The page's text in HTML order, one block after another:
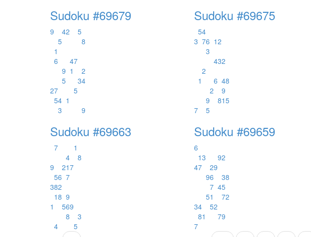
Sudoku #69679
9 42
5
5
8
1
6
47
9 1
2
5
34
27
5
54 1
3
9
Sudoku #69675
54
3 76 12
3
432
2
1
6 48
2
9
9
815
7
5
Sudoku #69663
7
1
4
8
9
217
56 7
382
18 9
1
569
8
3
4
5
Sudoku #69659
6
13 92
47 29
96 38
7 45
51 72
34 52
81 79
7